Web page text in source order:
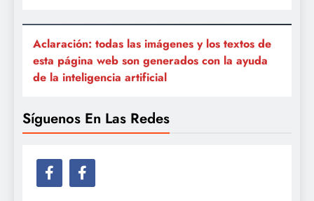
Aclaración: todas las imágenes y los textos de
esta página web son generados con la ayuda
de la inteligencia artificial
Síguenos En Las Redes